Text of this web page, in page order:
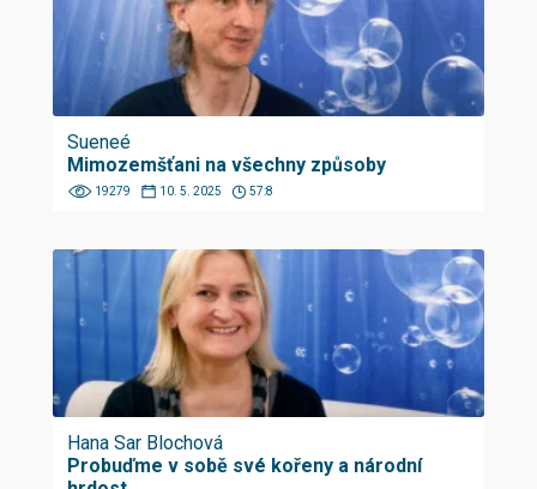
Sueneé
Mimozemšťani na všechny způsoby
19279 10. 5. 2025 57:8
Hana Sar Blochová
Probuďme v sobě své kořeny a národní